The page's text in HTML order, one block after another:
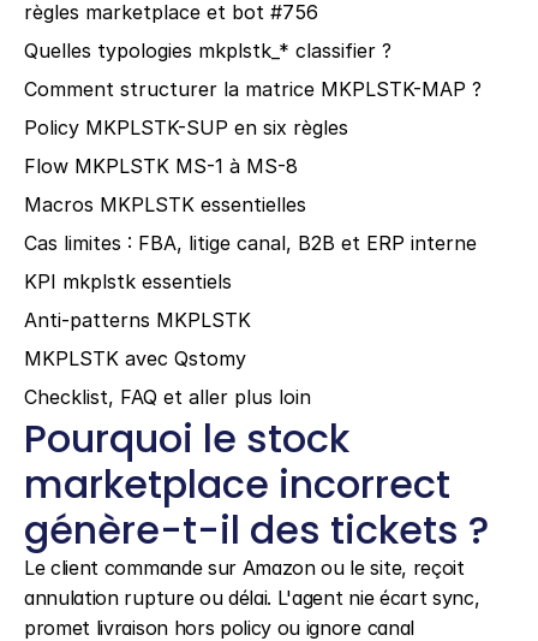
règles marketplace et bot #756
Quelles typologies mkplstk_* classifier ?
Comment structurer la matrice MKPLSTK-MAP ?
Policy MKPLSTK-SUP en six règles
Flow MKPLSTK MS-1 à MS-8
Macros MKPLSTK essentielles
Cas limites : FBA, litige canal, B2B et ERP interne
KPI mkplstk essentiels
Anti-patterns MKPLSTK
MKPLSTK avec Qstomy
Checklist, FAQ et aller plus loin
Pourquoi le stock
marketplace incorrect
génère-t-il des tickets ?
Le client commande sur Amazon ou le site, reçoit
annulation rupture ou délai. L'agent nie écart sync,
promet livraison hors policy ou ignore canal